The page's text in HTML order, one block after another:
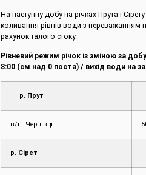
На наступну добу на річках Прута і
коливання рівнів води з переважанням
рахунок талого стоку.
Рівневий режим річок із зміною за
8:00 (см над 0 поста) / вихід води на
р. Прут
в/п Чернівці
р. Сірет